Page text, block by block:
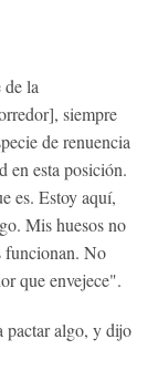
de la
siempre
de renuencia
en esta posición.
es. Estoy aquí,
Mis huesos no
funcionan. No
que envejece".
pactar algo, y dijo